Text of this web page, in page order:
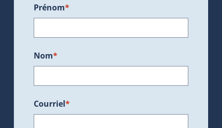
Prénom*
Nom*
Courriel*